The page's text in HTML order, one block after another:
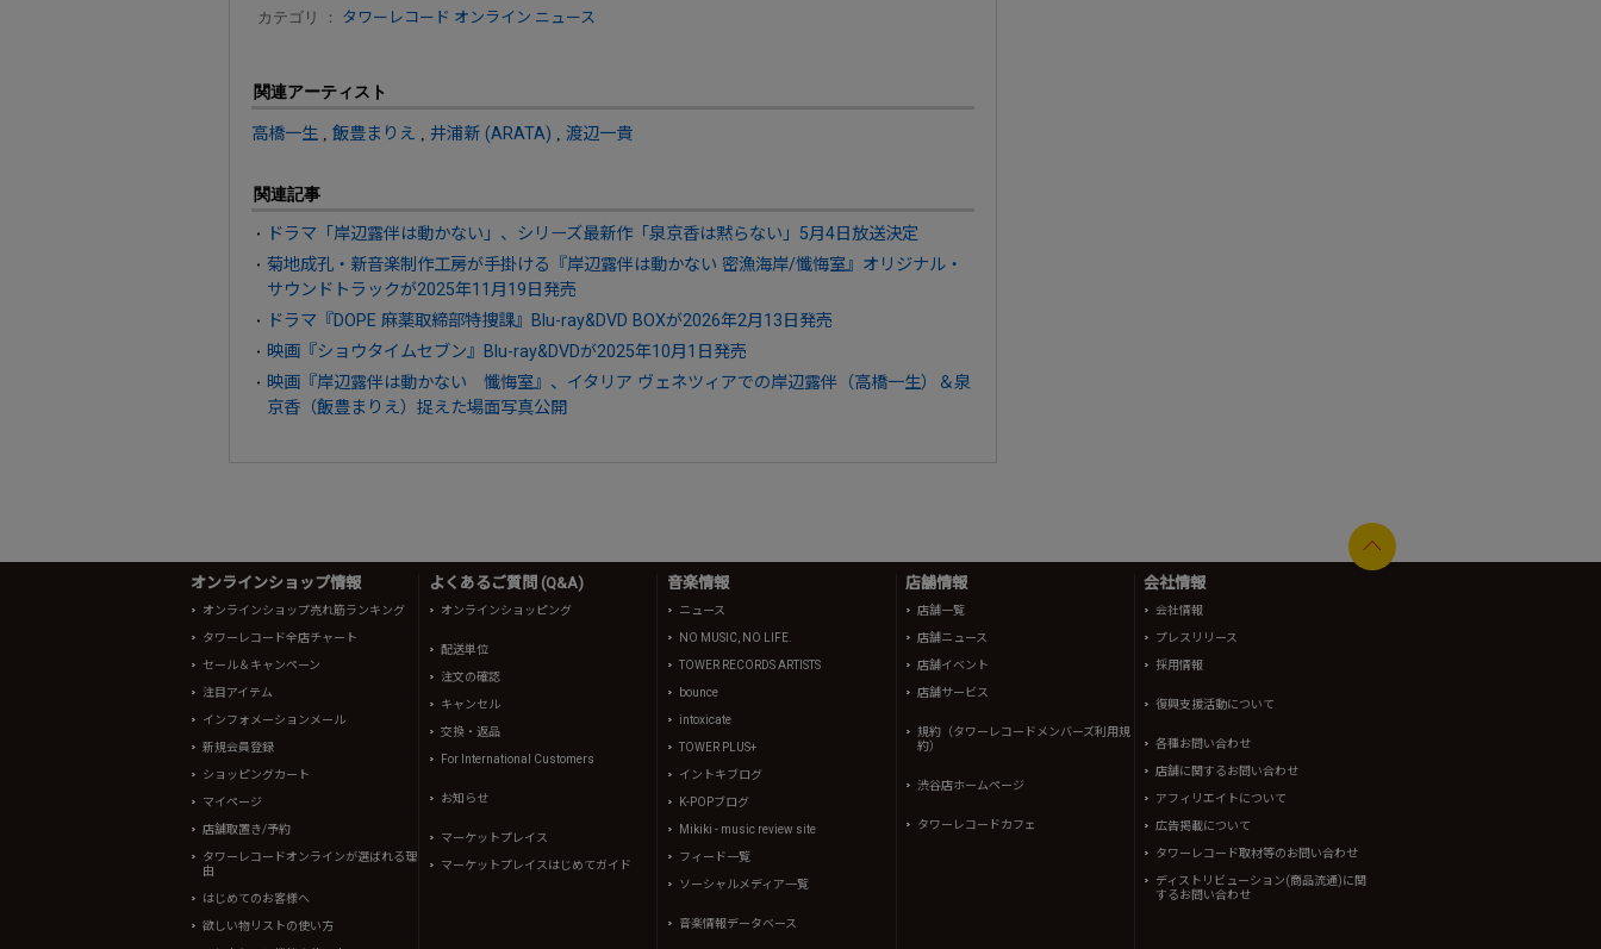
カテゴリ ： タワーレコード オンライン ニュース
関連アーティスト
高橋一生 , 飯豊まりえ , 井浦新 (ARATA) , 渡辺一貴
関連記事
ドラマ「岸辺露伴は動かない」、シリーズ最新作「泉京香は黙らない」5月4日放送決定
菊地成孔・新音楽制作工房が手掛ける『岸辺露伴は動かない 密漁海岸/懺悔室』オリジナル・
サウンドトラックが2025年11月19日発売
ドラマ『DOPE 麻薬取締部特捜課』Blu-ray&DVD BOXが2026年2月13日発売
映画『ショウタイムセブン』Blu-ray&DVDが2025年10月1日発売
映画『岸辺露伴は動かない 懺悔室』、イタリア ヴェネツィアでの岸辺露伴（高橋一生）＆泉
京香（飯豊まりえ）捉えた場面写真公開
オンラインショップ情報
オンラインショップ売れ筋ランキング
タワーレコード全店チャート
セール＆キャンペーン
注目アイテム
インフォメーションメール
新規会員登録
ショッピングカート
マイページ
店舗取置き/予約
タワーレコードオンラインが選ばれる理
由
はじめてのお客様へ
欲しい物リストの使い方
よくあるご質問 (Q&A)
オンラインショッピング
配送単位
注文の確認
キャンセル
交換・返品
For International Customers
お知らせ
マーケットプレイス
マーケットプレイスはじめてガイド
音楽情報
ニュース
NO MUSIC, NO LIFE.
TOWER RECORDS ARTISTS
bounce
intoxicate
TOWER PLUS+
イントキブログ
K-POPブログ
Mikiki - music review site
フィード一覧
ソーシャルメディア一覧
音楽情報データベース
店舗情報
店舗一覧
店舗ニュース
店舗イベント
店舗サービス
規約（タワーレコードメンバーズ利用規
約）
渋谷店ホームページ
タワーレコードカフェ
会社情報
会社情報
プレスリリース
採用情報
復興支援活動について
各種お問い合わせ
店舗に関するお問い合わせ
アフィリエイトについて
広告掲載について
タワーレコード取材等のお問い合わせ
ディストリビューション(商品流通)に関
するお問い合わせ